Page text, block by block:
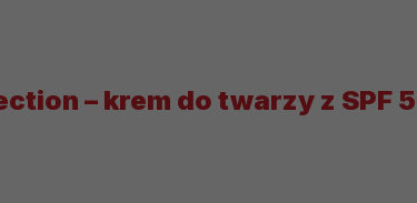
– krem do twarzy z SPF
marketingowych podmiotów trzecich będzie